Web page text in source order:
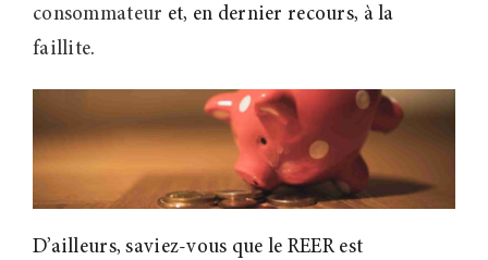
consommateur et, en dernier recours, à la
faillite.
D’ailleurs, saviez-vous que le REER est